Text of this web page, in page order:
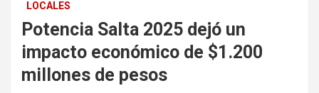
LOCALES
Potencia Salta 2025 dejó un
impacto económico de $1.200
millones de pesos